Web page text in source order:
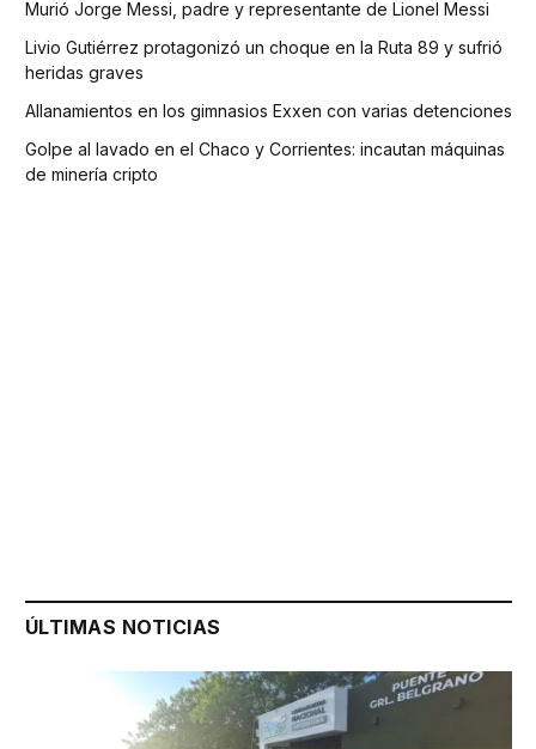
Murió Jorge Messi, padre y representante de Lionel Messi
Livio Gutiérrez protagonizó un choque en la Ruta 89 y sufrió
heridas graves
Allanamientos en los gimnasios Exxen con varias detenciones
Golpe al lavado en el Chaco y Corrientes: incautan máquinas
de minería cripto
ÚLTIMAS NOTICIAS